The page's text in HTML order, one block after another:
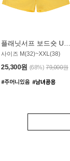
플래닛서프 보드숏 UMB008YPS
사이즈 M(32)~XXL(38)
25,300원 (68%) 79,000원